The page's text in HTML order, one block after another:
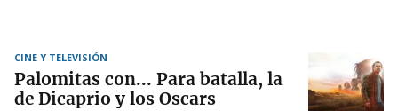
CINE Y TELEVISIÓN
Palomitas con... Para batalla, la
de Dicaprio y los Oscars